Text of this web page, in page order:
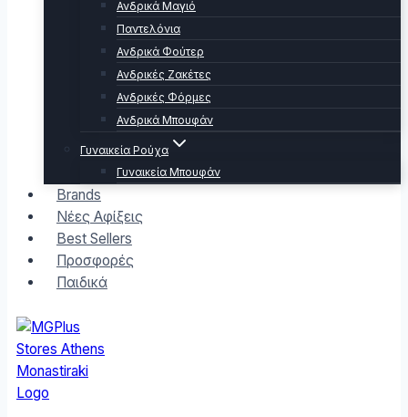
Ανδρικά Μαγιό
Παντελόνια
Ανδρικά Φούτερ
Ανδρικές Ζακέτες
Ανδρικές Φόρμες
Ανδρικά Μπουφάν
Γυναικεία Ρούχα
Γυναικεία Μπουφάν
Brands
Νέες Αφίξεις
Best Sellers
Προσφορές
Παιδικά